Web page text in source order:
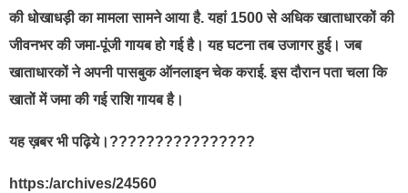
की धोखाधड़ी का मामला सामने आया है. यहां 1500 से अधिक खाताधारकों की
जीवनभर की जमा-पूंजी गायब हो गई है। यह घटना तब उजागर हुई। जब
खाताधारकों ने अपनी पासबुक ऑनलाइन चेक कराई. इस दौरान पता चला कि
खातों में जमा की गई राशि गायब है।
यह ख़बर भी पढ़िये।????????????????
https:/archives/24560